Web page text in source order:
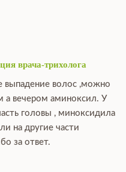
врача-трихолога
выпадение волос ,можно
а вечером аминоксил. У
головы , миноксидила
на другие части
за ответ.